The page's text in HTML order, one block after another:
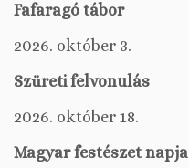
Fafaragó tábor
2026. október 3.
Szüreti felvonulás
2026. október 18.
Magyar festészet napja